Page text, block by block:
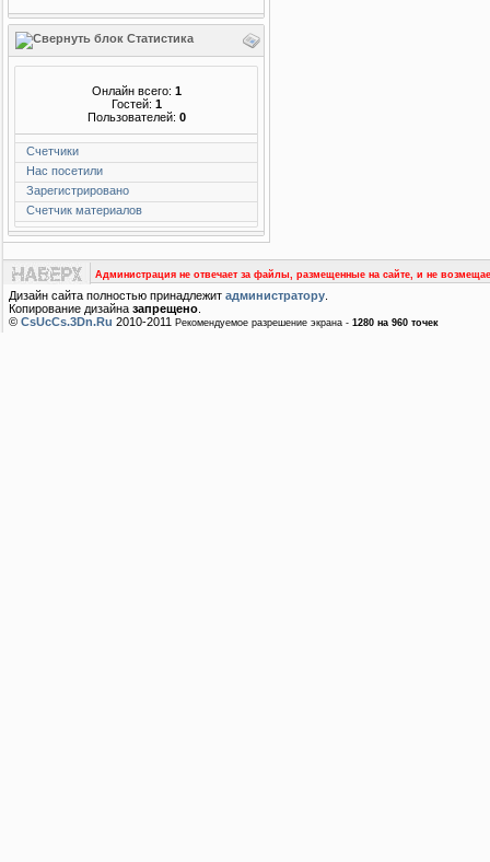
Статистика
Онлайн всего: 1
Гостей: 1
Пользователей: 0
Счетчики
Нас посетили
Зарегистрировано
Счетчик материалов
Администрация не отвечает за файлы, размещенные на сайте, и не
Дизайн сайта полностью принадлежит администратору
Копирование дизайна запрещено
© CsUcCs.3Dn.Ru 2010-2011 Рекомендуемое разрешение экрана - 1280 на 960 точек